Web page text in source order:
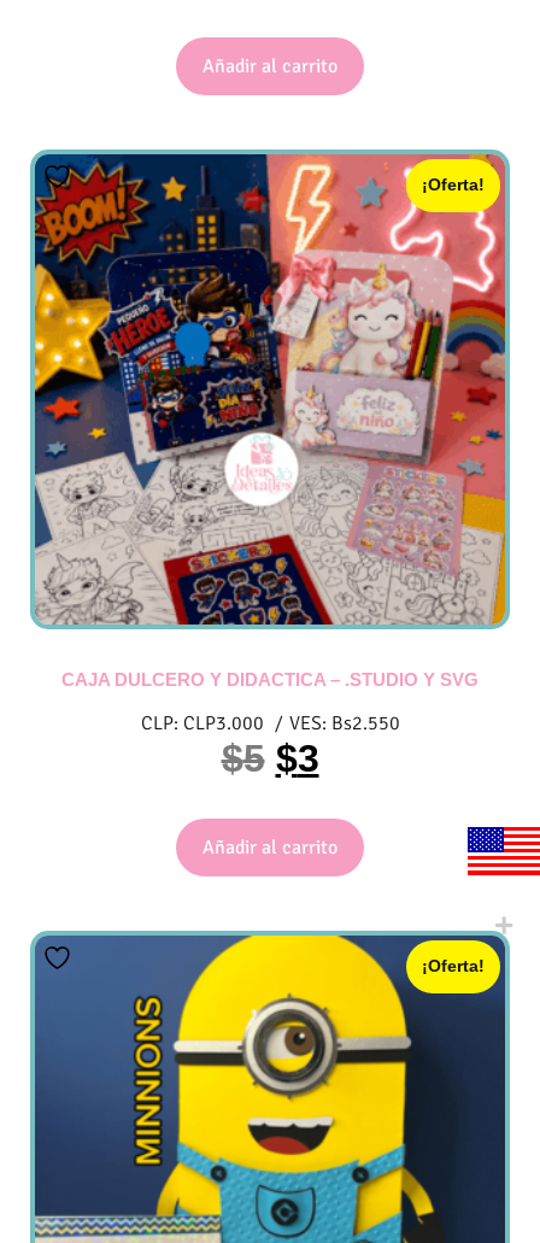
Añadir al carrito
¡Oferta!
CAJA DULCERO Y DIDACTICA – .STUDIO Y SVG
CLP: CLP3.000 / VES: Bs2.550
$5 $3
Añadir al carrito
¡Oferta!